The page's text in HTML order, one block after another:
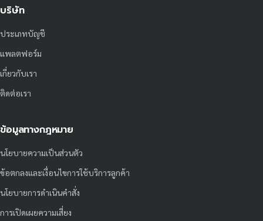
บริษัท
ประเภทบัญชี
แพลตฟอร์ม
เกี่ยวกับเรา
ติดต่อเรา
ข้อมูลทางกฎหมาย
นโยบายความเป็นส่วนตัว
ข้อตกลงและเงื่อนไขการใช้บริการลูกค้า
นโยบายการดำเนินคำสั่ง
การเปิดเผยความเสี่ยง